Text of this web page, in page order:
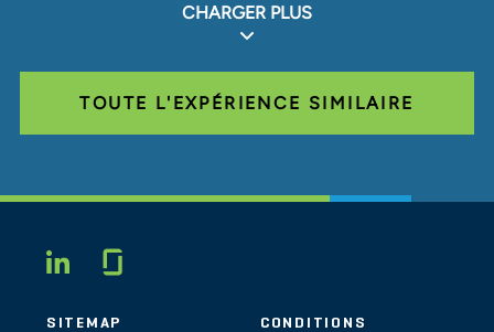
CHARGER PLUS
TOUTE L'EXPÉRIENCE SIMILAIRE
LINKEDIN
SITEMAP CONDITIONS